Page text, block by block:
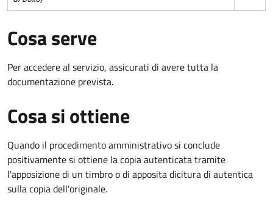
Cosa serve
Per accedere al servizio, assicurati di avere tutta la
documentazione prevista.
Cosa si ottiene
Quando il procedimento amministrativo si conclude
positivamente si ottiene la copia autenticata tramite
l'apposizione di un timbro o di apposita dicitura di autentica
sulla copia dell'originale.